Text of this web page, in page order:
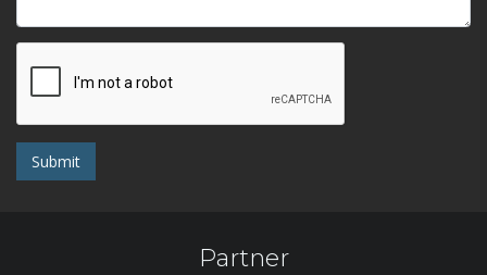
Submit
Partner